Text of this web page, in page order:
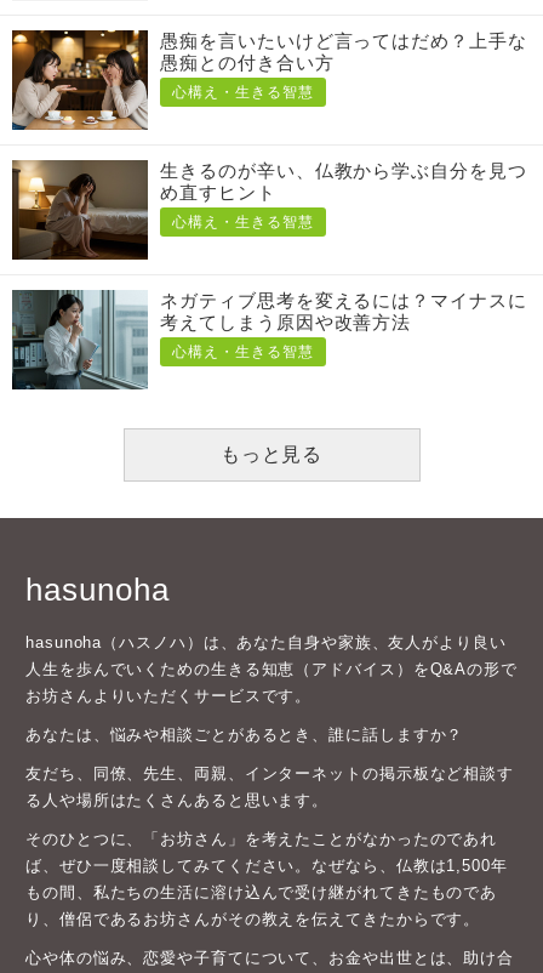
愚痴を言いたいけど言ってはだめ？上手な
愚痴との付き合い方
心構え・生きる智慧
生きるのが辛い、仏教から学ぶ自分を見つ
め直すヒント
心構え・生きる智慧
ネガティブ思考を変えるには？マイナスに
考えてしまう原因や改善方法
心構え・生きる智慧
もっと見る
hasunoha
hasunoha（ハスノハ）は、あなた自身や家族、友人がより良い
人生を歩んでいくための生きる知恵（アドバイス）をQ&Aの形で
お坊さんよりいただくサービスです。
あなたは、悩みや相談ごとがあるとき、誰に話しますか？
友だち、同僚、先生、両親、インターネットの掲示板など相談す
る人や場所はたくさんあると思います。
そのひとつに、「お坊さん」を考えたことがなかったのであれ
ば、ぜひ一度相談してみてください。なぜなら、仏教は1,500年
もの間、私たちの生活に溶け込んで受け継がれてきたものであ
り、僧侶であるお坊さんがその教えを伝えてきたからです。
心や体の悩み、恋愛や子育てについて、お金や出世とは、助け合